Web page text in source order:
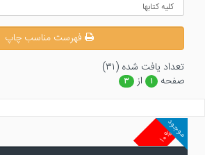
فهرست مناسب چاپ
تعداد يافت شده (۳۱)
صفحه
۱ از ۳
۱۰%
موجود